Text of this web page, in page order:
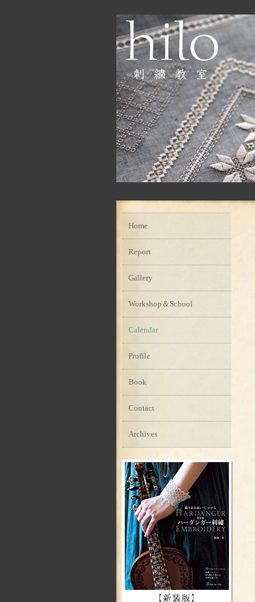
Home
Report
Gallery
Workshop＆School
Calendar
Profile
Book
Contact
Archives